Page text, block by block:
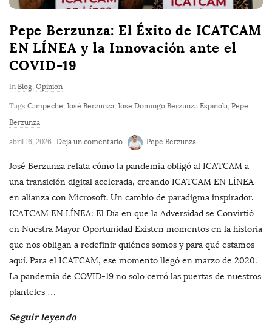
Pepe Berzunza: El Éxito de ICATCAM
EN LÍNEA y la Innovación ante el
COVID-19
In Blog, Opinion
Tags Campeche, José Berzunza, Jose Domingo Berzunza Espinola, Pepe
Berzunza
abril 16, 2026 Deja un comentario Pepe Berzunza
José Berzunza relata cómo la pandemia obligó al ICATCAM a
una transición digital acelerada, creando ICATCAM EN LÍNEA
en alianza con Microsoft. Un cambio de paradigma inspirador.
ICATCAM EN LÍNEA: El Día en que la Adversidad se Convirtió
en Nuestra Mayor Oportunidad Existen momentos en la historia
que nos obligan a redefinir quiénes somos y para qué estamos
aquí. Para el ICATCAM, ese momento llegó en marzo de 2020.
La pandemia de COVID-19 no solo cerró las puertas de nuestros
planteles …
Seguir leyendo